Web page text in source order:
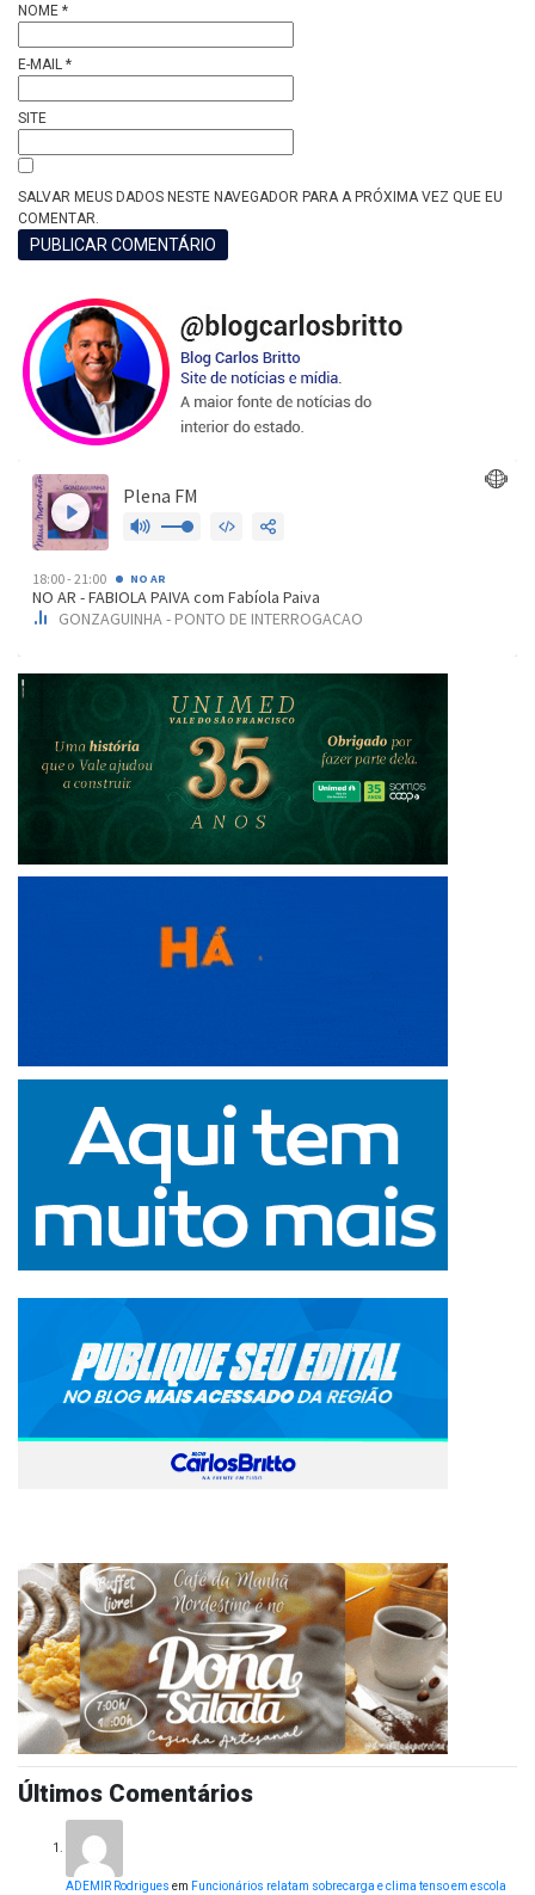
NOME *
E-MAIL *
SITE
SALVAR MEUS DADOS NESTE NAVEGADOR PARA A PRÓXIMA VEZ QUE EU
COMENTAR.
Últimos Comentários
ADEMIR Rodrigues em Funcionários relatam sobrecarga e clima tenso em escola